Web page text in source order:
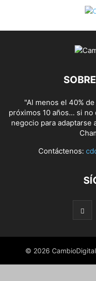
"Al menos el 40%
próximos 10 años... si
negocio para adaptarse
Contáctenos:
© 2026 CambioDigital